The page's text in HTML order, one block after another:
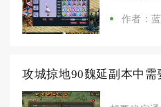
作者：
攻城掠地90魏延副本中需